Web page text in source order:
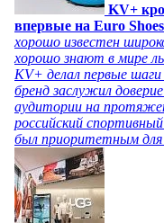
KV+
впервые на Euro Shoes
хорошо известен
хорошо знают в мире
KV+ делал первые
бренд заслужил
аудитории на
российский
был приоритетным для